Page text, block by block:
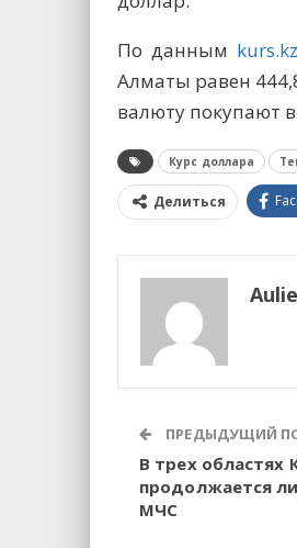
По данным kurs.kz
Алматы равен
валюту покупают
Курс доллара
Делиться
ПРЕДЫДУЩИЙ
В трех областях
продолжается
МЧС